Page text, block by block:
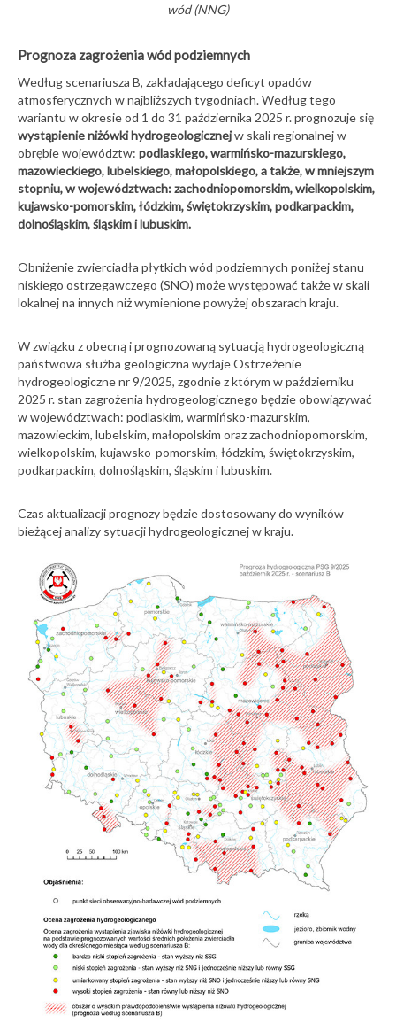
wód (NNG)
Prognoza zagrożenia wód podziemnych
Według scenariusza B, zakładającego deficyt opadów
atmosferycznych w najbliższych tygodniach. Według tego
wariantu w okresie od 1 do 31 października 2025 r. prognozuje się
wystąpienie niżówki hydrogeologicznejw skali regionalnej w
obrębie województw: podlaskiego, warmińsko-mazurskiego,
mazowieckiego, lubelskiego, małopolskiego, a także, w mniejszym
stopniu, w województwach: zachodniopomorskim, wielkopolskim,
kujawsko-pomorskim, łódzkim, świętokrzyskim, podkarpackim,
dolnośląskim, śląskim i lubuskim.
Obniżenie zwierciadła płytkich wód podziemnych poniżej stanu
niskiego ostrzegawczego (SNO) może występować także w skali
lokalnej na innych niż wymienione powyżej obszarach kraju.
W związku z obecną i prognozowaną sytuacją hydrogeologiczną
państwowa służba geologiczna wydaje Ostrzeżenie
hydrogeologiczne nr 9/2025, zgodnie z którym w październiku
2025 r. stan zagrożenia hydrogeologicznego będzie obowiązywać
w województwach: podlaskim, warmińsko-mazurskim,
mazowieckim, lubelskim, małopolskim oraz zachodniopomorskim,
wielkopolskim, kujawsko-pomorskim, łódzkim, świętokrzyskim,
podkarpackim, dolnośląskim, śląskim i lubuskim.
Czas aktualizacji prognozy będzie dostosowany do wyników
bieżącej analizy sytuacji hydrogeologicznej w kraju.